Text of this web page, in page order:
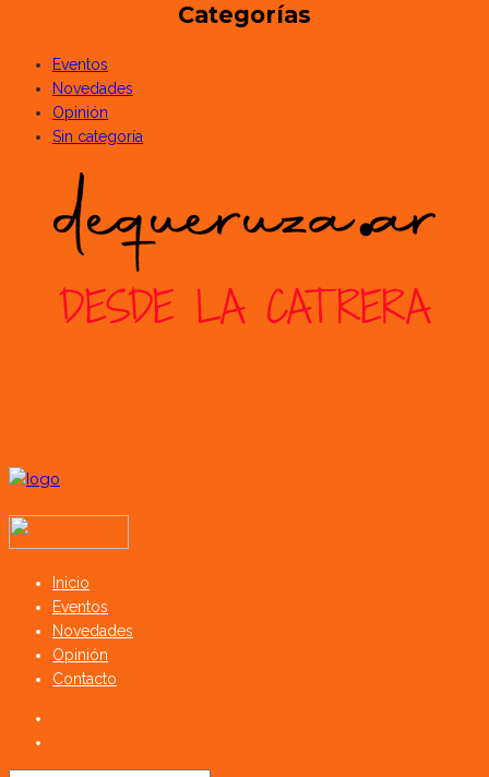
Categorías
Eventos
Novedades
Opinión
Sin categoría
Inicio
Eventos
Novedades
Opinión
Contacto